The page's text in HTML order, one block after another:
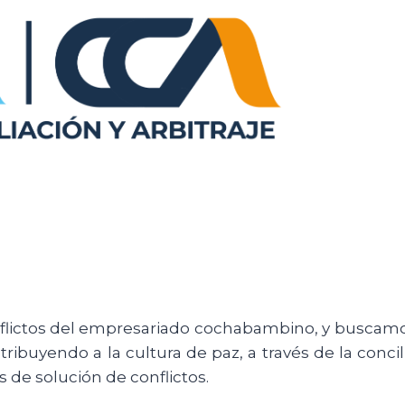
del empresariado cochabambino, y
a la cultura de paz, a través de la
de solución de conflictos.